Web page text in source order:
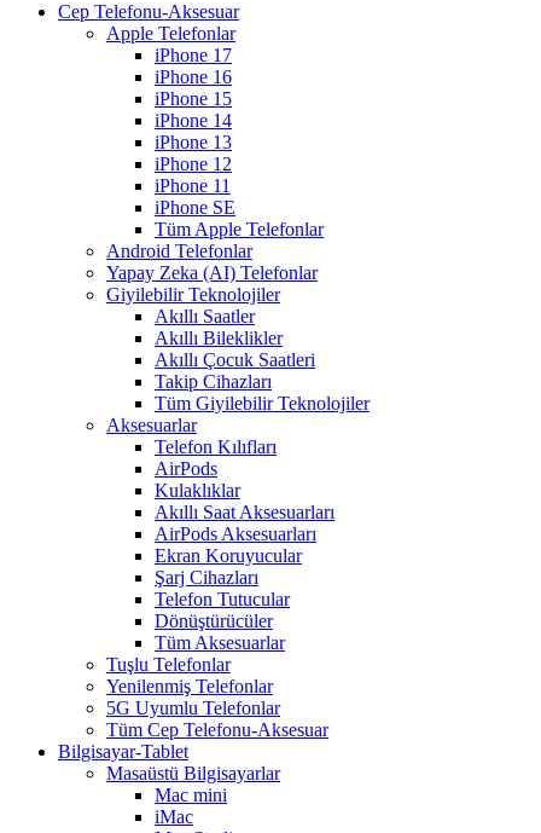
Cep Telefonu-Aksesuar
Apple Telefonlar
iPhone 17
iPhone 16
iPhone 15
iPhone 14
iPhone 13
iPhone 12
iPhone 11
iPhone SE
Tüm Apple Telefonlar
Android Telefonlar
Yapay Zeka (AI) Telefonlar
Giyilebilir Teknolojiler
Akıllı Saatler
Akıllı Bileklikler
Akıllı Çocuk Saatleri
Takip Cihazları
Tüm Giyilebilir Teknolojiler
Aksesuarlar
Telefon Kılıfları
AirPods
Kulaklıklar
Akıllı Saat Aksesuarları
AirPods Aksesuarları
Ekran Koruyucular
Şarj Cihazları
Telefon Tutucular
Dönüştürücüler
Tüm Aksesuarlar
Tuşlu Telefonlar
Yenilenmiş Telefonlar
5G Uyumlu Telefonlar
Tüm Cep Telefonu-Aksesuar
Bilgisayar-Tablet
Masaüstü Bilgisayarlar
Mac mini
iMac